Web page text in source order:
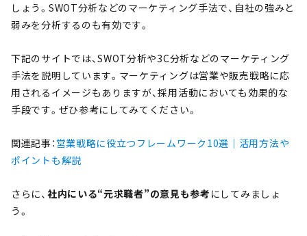
しょう。SWOT分析などのマーケティング手法で、自社の強みと
弱みを分析するのも有効です。
下記のサイトでは、SWOT分析や3C分析などのマーケティング
手法を説明しています。マーケティングは営業や販売戦略に応
用されるイメージもありますが、採用活動においても効果的な
手段です。ぜひ参考にしてみてください。
関連記事：営業戦略に役立つフレームワーク10選｜活用方法や
ポイントも解説
さらに、 社内にいる“元求職者”の意見も参考 にしてみましょ
う。